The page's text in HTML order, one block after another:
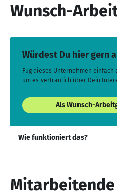
Wunsch-
Würdest Du hier gern
Füg dieses Unternehmen
um es vertraulich über Dein
Als Wunsch-
Wie funktioniert das?
Mitarbeitende